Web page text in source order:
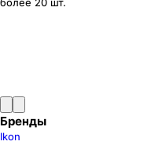
более 20 шт.
Бренды
Ikon